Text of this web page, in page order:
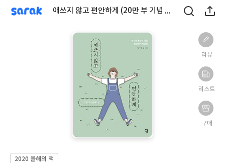
sarak 애쓰지 않고 편안하게 (20만 부 기념 에디션)
리뷰
리스트
구매
2020 올해의 책